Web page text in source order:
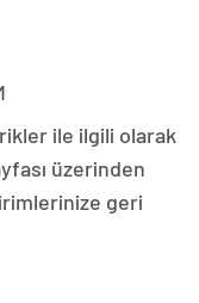
ile ilgili olarak
üzerinden
geri